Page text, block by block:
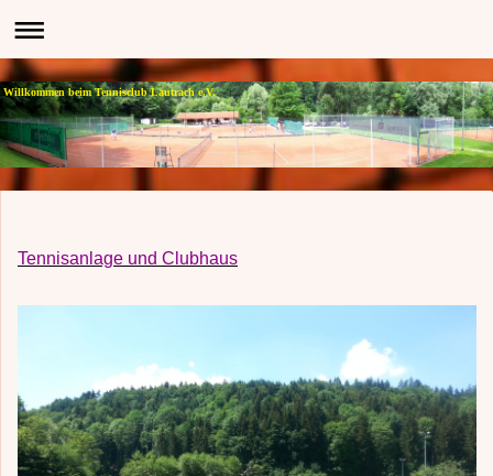
Willkommen beim Tennisclub Lautrach e.V.
Tennisanlage und Clubhaus